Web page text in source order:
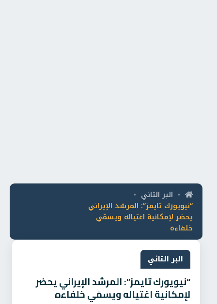
• البر التاني •
“نيويورك تايمز”: المرشد الإيراني
يحضر لإمكانية اغتياله ويسمّي
خلفاءه
البر التاني
“نيويورك تايمز”: المرشد الإيراني يحضر
لإمكانية اغتياله ويسمّي خلفاءه